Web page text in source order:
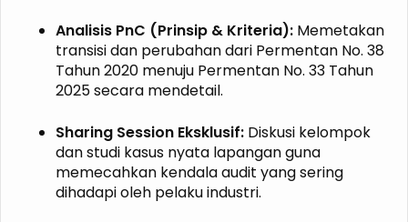
Analisis PnC (Prinsip & Kriteria): Memetakan
transisi dan perubahan dari Permentan No. 38
Tahun 2020 menuju Permentan No. 33 Tahun
2025 secara mendetail.
Sharing Session Eksklusif: Diskusi kelompok
dan studi kasus nyata lapangan guna
memecahkan kendala audit yang sering
dihadapi oleh pelaku industri.